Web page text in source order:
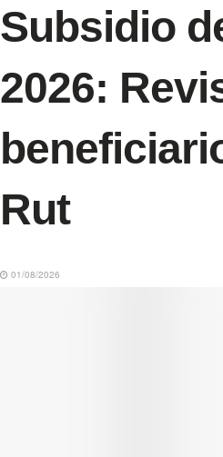
Subsidio
2026:
Rut
01/08/2026